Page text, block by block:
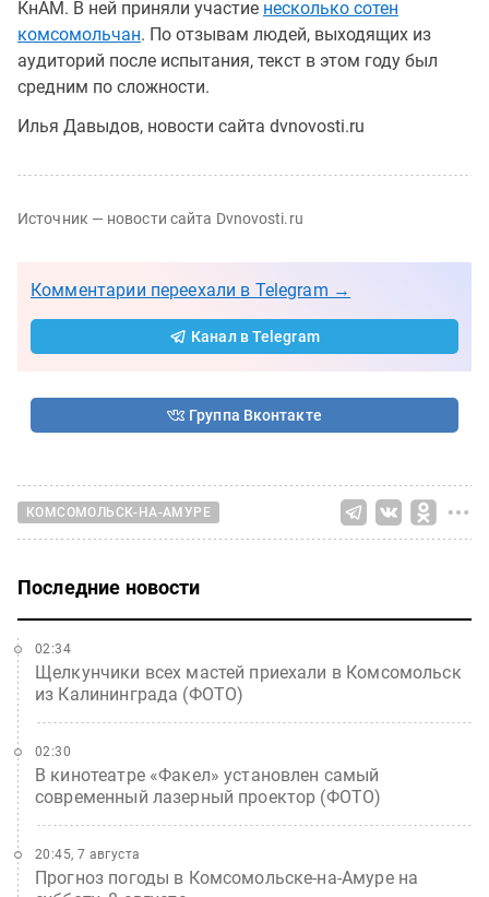
КнАМ. В ней приняли участие несколько сотен
комсомольчан. По отзывам людей, выходящих из
аудиторий после испытания, текст в этом году был
средним по сложности.
Илья Давыдов, новости сайта dvnovosti.ru
Источник — новости сайта Dvnovosti.ru
Комментарии переехали в Telegram →
Канал в Telegram
Группа Вконтакте
КОМСОМОЛЬСК-НА-АМУРЕ
Последние новости
Щелкунчики всех мастей приехали в Комсомольск
из Калининграда (ФОТО)
02:34
В кинотеатре «Факел» установлен самый
современный лазерный проектор (ФОТО)
02:30
Прогноз погоды в Комсомольске-на-Амуре на
20:45, 7 августа